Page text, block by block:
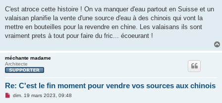
g
e
n
o
n
l
C'est atroce cette histoire ! On va manquer d'eau partout en Suisse et un
valaisan planifie la vente d'une source d'eau à des chinois qui vont la
mettre en bouteilles pour la revendre en chine. Les valaisans ils sont
vraiment prets à tout pour faire du fric... écoeurant !
méchante madame
Architecte
Re: C'est le fin moment pour vendre vos sources aux chinois
Mdim. 19 mars 2023, 09:48